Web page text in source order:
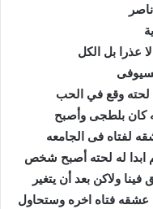
عذرا بل الكل
لحته وقع في الحب
كان بلطجى وأصبح
لفتاه فى الجامعه
ابدا له لحته أصبح شخص
ولاكن بعد أن يتغير
فتاه اخره وستحاول